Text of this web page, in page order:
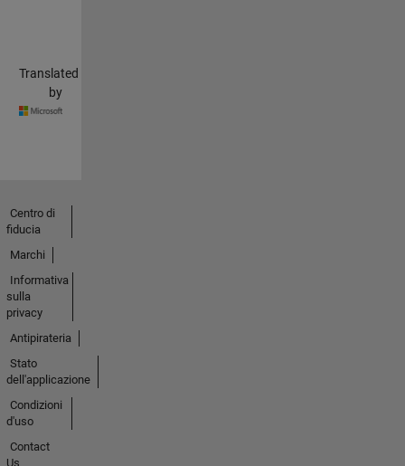
Translated
by
Centro di
fiducia
Marchi
Informativa
sulla
privacy
Antipirateria
Stato
dell'applicazione
Condizioni
d'uso
Contact
Us